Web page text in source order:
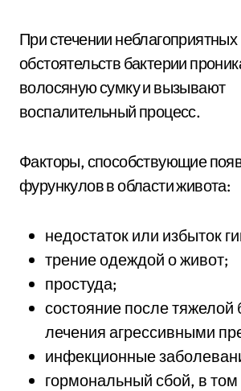
При стечении неблагоприятных
обстоятельств бактерии
волосяную сумку и вызывают
воспалительный процесс.
Факторы, способствующие
фурункулов в области живота:
недостаток или избыток
трение одеждой о живот;
простуда;
состояние после тяжелой
лечения агрессивными
инфекционные
гормональный сбой, в том